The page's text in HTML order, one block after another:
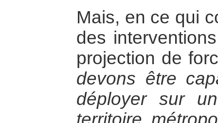
Mais, en ce qui
des
projection de
devons être
déployer sur